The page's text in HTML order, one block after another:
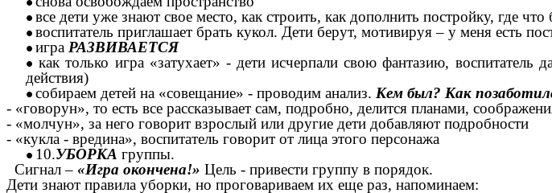
все дети уже знают свое место, как строить, как дополнить постройку, где что
воспитатель приглашает брать кукол. Дети берут, мотивируя – у меня есть
игра РАЗВИВАЕТСЯ
как только игра «затухает» - дети исчерпали свою фантазию, воспитатель
действия)
собираем детей на «совещание» - проводим анализ. Кем был? Как
- «говорун», то есть все рассказывает сам, подробно, делится планами,
- «молчун», за него говорит взрослый или другие дети добавляют подробности
- «кукла - вредина», воспитатель говорит от лица этого персонажа
10.УБОРКА группы.
Сигнал – «Игра окончена!» Цель - привести группу в порядок.
Дети знают правила уборки, но проговариваем их еще раз, напоминаем: